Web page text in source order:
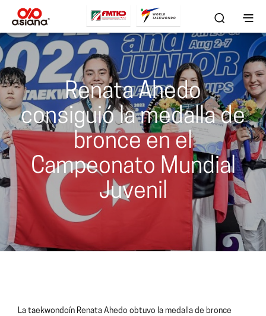
Renata Ahedo
consiguió la medalla de
bronce en el
Campeonato Mundial
Juvenil
La taekwondoín Renata Ahedo obtuvo la medalla de bronce